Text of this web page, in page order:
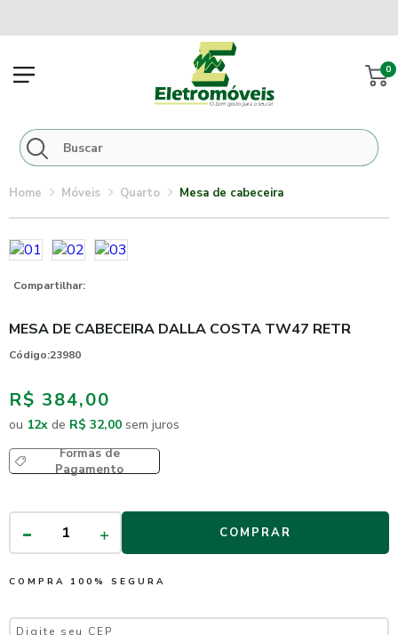
0
móveis quarto mesa de cabeceira
Compartilhar:
MESA DE CABECEIRA DALLA COSTA TW47 RETR
Código:23980
R$ 384,00
ou 12x de R$ 32,00 sem juros
Formas de
Pagamento
COMPRAR
COMPRA 100% SEGURA